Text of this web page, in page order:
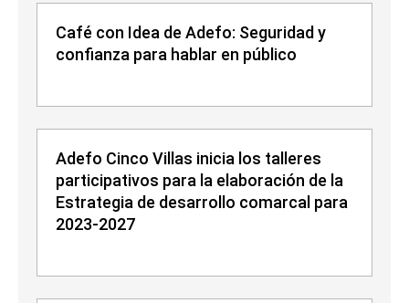
Café con Idea de Adefo: Seguridad y
confianza para hablar en público
Adefo Cinco Villas inicia los talleres
participativos para la elaboración de la
Estrategia de desarrollo comarcal para
2023-2027